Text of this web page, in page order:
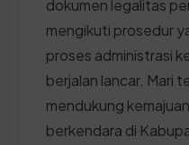
dokumen legalitas
mengikuti prosedur
proses administrasi
berjalan lancar. Mari
mendukung
berkendara di